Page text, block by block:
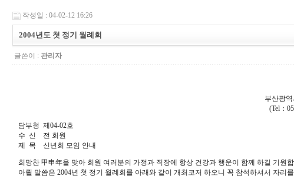
작성일 : 04-02-12 16:26
2004년도 첫 정기 월례회
글쓴이 : 관리자
부산광
(Tel：
담부청 제04-02호
수 신 전 회원
제 목 신년회 모임 안내
희망찬 甲申年을 맞아 회원 여러분의 가정과 직장에 항상 건강과 행운이 함께 하길 기원
아뢸 말씀은 2004년 첫 정기 월례회를 아래와 같이 개최코저 하오니 꼭 참석하셔서 자리